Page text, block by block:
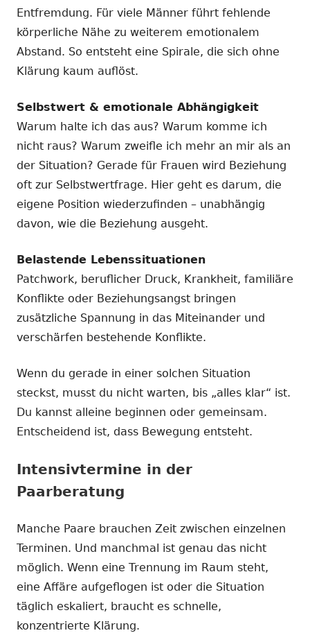
Entfremdung. Für viele Männer führt fehlende
körperliche Nähe zu weiterem emotionalem
Abstand. So entsteht eine Spirale, die sich ohne
Klärung kaum auflöst.
Selbstwert & emotionale Abhängigkeit
Warum halte ich das aus? Warum komme ich
nicht raus? Warum zweifle ich mehr an mir als an
der Situation? Gerade für Frauen wird Beziehung
oft zur Selbstwertfrage. Hier geht es darum, die
eigene Position wiederzufinden – unabhängig
davon, wie die Beziehung ausgeht.
Belastende Lebenssituationen
Patchwork, beruflicher Druck, Krankheit, familiäre
Konflikte oder Beziehungsangst bringen
zusätzliche Spannung in das Miteinander und
verschärfen bestehende Konflikte.
Wenn du gerade in einer solchen Situation
steckst, musst du nicht warten, bis „alles klar“ ist.
Du kannst alleine beginnen oder gemeinsam.
Entscheidend ist, dass Bewegung entsteht.
Intensivtermine in der
Paarberatung
Manche Paare brauchen Zeit zwischen einzelnen
Terminen. Und manchmal ist genau das nicht
möglich. Wenn eine Trennung im Raum steht,
eine Affäre aufgeflogen ist oder die Situation
täglich eskaliert, braucht es schnelle,
konzentrierte Klärung.